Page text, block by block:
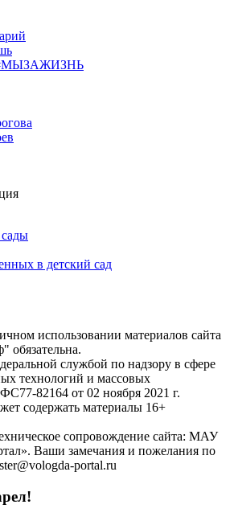
сады
в детский сад
использовании материалов сайта
обязательна.
службой по надзору в сфере
технологий и массовых
82164 от 02 ноября 2021 г.
содержать материалы 16+
сопровождение сайта: МАУ
Ваши замечания и пожелания по
portal.ru